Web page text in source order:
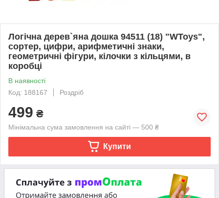
Логічна дерев`яна дошка 94511 (18) "WToys",
сортер, цифри, арифметичні знаки,
геометричні фігури, кілочки з кільцями, в
коробці
В наявності
Код: 188167
Роздріб
499 ₴
Мінімальна сума замовлення на сайті — 500 ₴
Купити